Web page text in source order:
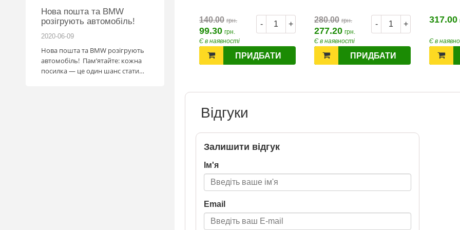
Нова пошта та BMW
розігрують автомобіль!
2020-06-09
Нова пошта та BMW розігрують
автомобіль! Пам’ятайте: кожна
посилка — це один шанс стати
Готуйтеся до НМТ 2026 за
посібниками видавництва Ранок
+
ПРИДБАТИ
424.00 грн.
ПРИДБАТИ
- +
140.00 грн.
99.30 грн.
Є в наявності
ПРИДБАТИ
- +
280.00 грн.
277.20 грн.
Є в наявності
ПРИДБАТИ
317.00
Є в
Відгуки
Залишити відгук
Ім'я
Email